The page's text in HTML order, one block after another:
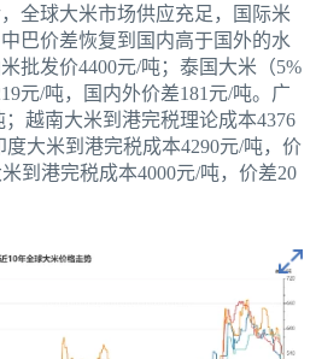
全球大米市场供应充足，国际米
巴价差恢复到国内高于国外的水
批发价4400元/吨；泰国大米（5%
元/吨，国内外价差181元/吨。广
越南大米到港完税理论成本4376
度大米到港完税成本4290元/吨，价
到港完税成本4000元/吨，价差20